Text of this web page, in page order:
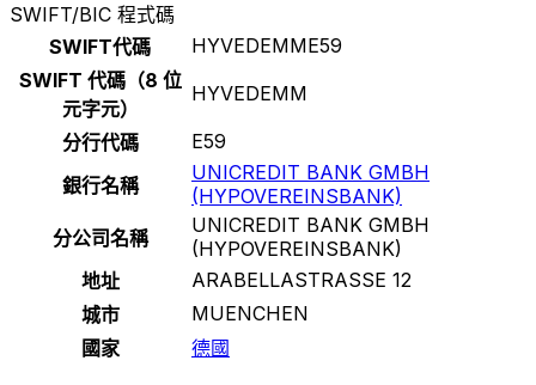
SWIFT/BIC 程式碼
SWIFT代碼
HYVEDEMME59
SWIFT 代碼（8 位
元字元）
HYVEDEMM
分行代碼
E59
銀行名稱
UNICREDIT BANK GMBH
(HYPOVEREINSBANK)
分公司名稱
UNICREDIT BANK GMBH
(HYPOVEREINSBANK)
地址
ARABELLASTRASSE 12
城市
MUENCHEN
國家
德國